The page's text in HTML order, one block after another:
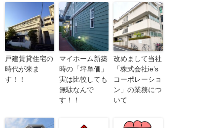
戸建賃貸住宅の
時代が来ま
す！！
マイホーム新築
時の「坪単価」
実は比較しても
無駄なんで
す！！
改めまして当社
「株式会社ie’s
コーポレーショ
ン」の業務につ
いて